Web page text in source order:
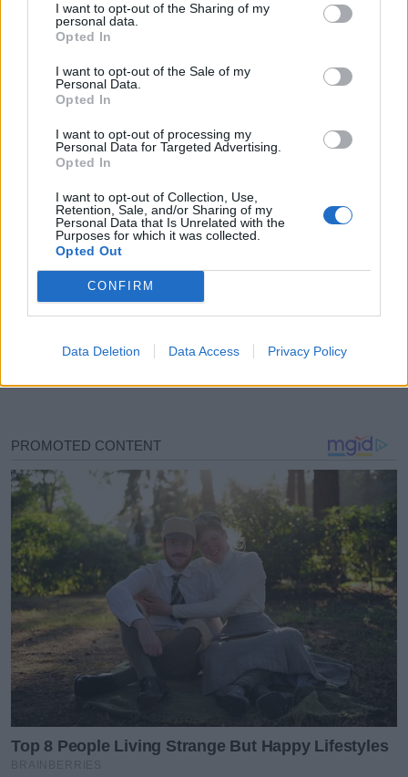
I want to opt-out of the Sharing of my
personal data.
Opted In
I want to opt-out of the Sale of my
Personal Data.
Opted In
I want to opt-out of processing my
Personal Data for Targeted Advertising.
Opted In
I want to opt-out of Collection, Use,
Retention, Sale, and/or Sharing of my
Personal Data that Is Unrelated with the
Purposes for which it was collected.
Opted Out
CONFIRM
Data Deletion Data Access Privacy Policy
ΜΕΓΑΛΗ ΦΩΤΙΑ ΣΤΗ ΧΩΡΑ ΜΑΣ – ΚΑΙΕΙ
ΚΟΝΤΑ ΣΕ ΑΝΕΜΟΓΕΝΝΗΤΡΙΕΣ
Συναγερμός: Σφοδρή κακοκαιρία
σάρωσε τη χώρα μας – Μεγάλες
ζημιές σε σπίτια και δρόμους
«Κλείδωσε» ο καιρός για τον
15Αύγουστο: Σε σοκ οι μετεωρολόγοι
με αυτό που έρχεται – Τι φέρνει ο
αντικυκλώνας
Ούτε ταχύτητα ούτε αλκοόλ: Αυτή
είναι η πραγματική αιτία του σφοδρού
δυστυχήματος στις Σέρρες – Σοκάρει